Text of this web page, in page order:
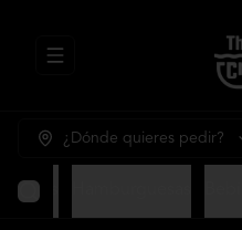
Abrir menu de navegación
¿Dónde quieres pedir?